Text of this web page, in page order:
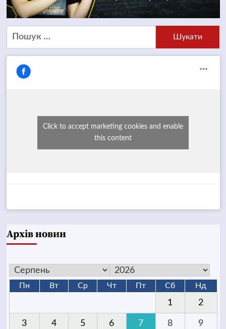
Пошук:
Click to accept marketing cookies and enable
this content
Архів новин
Пн Вт Ср Чт Пт Сб Нд
1 2
3 4 5 6 7 8 9